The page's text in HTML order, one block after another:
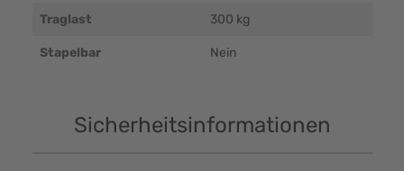
Traglast 300 kg
Stapelbar Nein
Sicherheitsinformationen